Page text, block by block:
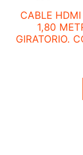
CABLE
1,80
GIRATORIO.